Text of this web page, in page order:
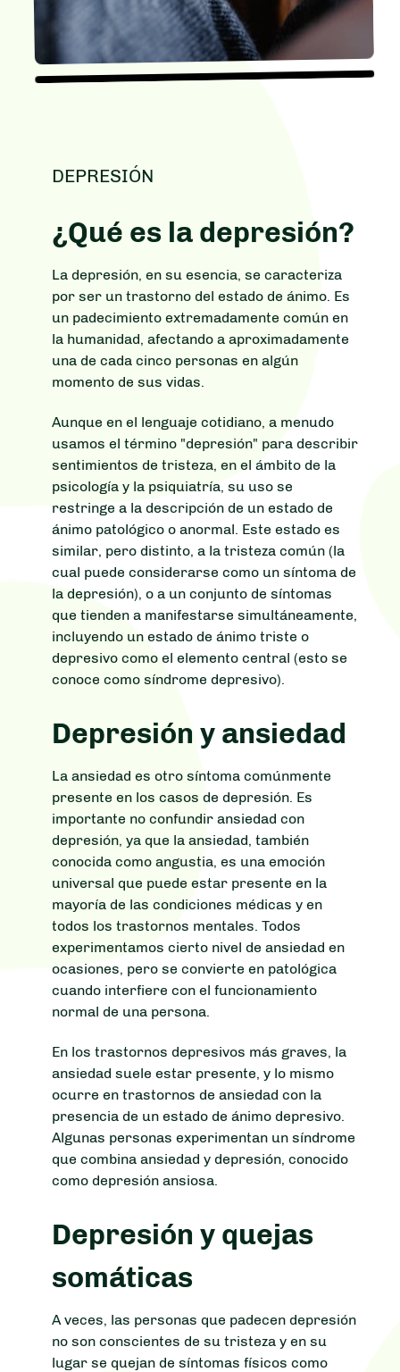
DEPRESIÓN
¿Qué es la depresión?
La depresión, en su esencia, se caracteriza
por ser un trastorno del estado de ánimo. Es
un padecimiento extremadamente común en
la humanidad, afectando a aproximadamente
una de cada cinco personas en algún
momento de sus vidas.
Aunque en el lenguaje cotidiano, a menudo
usamos el término "depresión" para describir
sentimientos de tristeza, en el ámbito de la
psicología y la psiquiatría, su uso se
restringe a la descripción de un estado de
ánimo patológico o anormal. Este estado es
similar, pero distinto, a la tristeza común (la
cual puede considerarse como un síntoma de
la depresión), o a un conjunto de síntomas
que tienden a manifestarse simultáneamente,
incluyendo un estado de ánimo triste o
depresivo como el elemento central (esto se
conoce como síndrome depresivo).
Depresión y ansiedad
La ansiedad es otro síntoma comúnmente
presente en los casos de depresión. Es
importante no confundir ansiedad con
depresión, ya que la ansiedad, también
conocida como angustia, es una emoción
universal que puede estar presente en la
mayoría de las condiciones médicas y en
todos los trastornos mentales. Todos
experimentamos cierto nivel de ansiedad en
ocasiones, pero se convierte en patológica
cuando interfiere con el funcionamiento
normal de una persona.
En los trastornos depresivos más graves, la
ansiedad suele estar presente, y lo mismo
ocurre en trastornos de ansiedad con la
presencia de un estado de ánimo depresivo.
Algunas personas experimentan un síndrome
que combina ansiedad y depresión, conocido
como depresión ansiosa.
Depresión y quejas
somáticas
A veces, las personas que padecen depresión
no son conscientes de su tristeza y en su
lugar se quejan de síntomas físicos como